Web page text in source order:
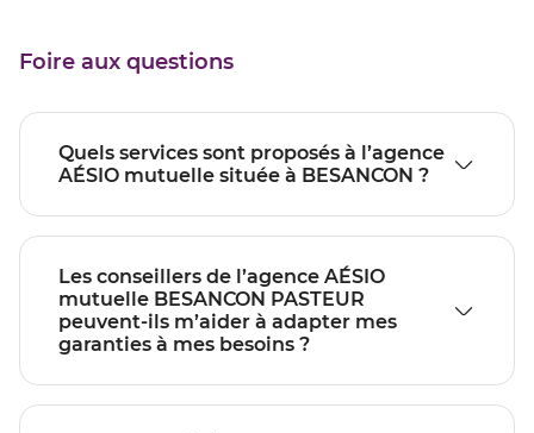
Foire aux questions
Quels services sont proposés à l’agence
AÉSIO mutuelle située à BESANCON ?
Les conseillers de l’agence AÉSIO
mutuelle BESANCON PASTEUR
peuvent-ils m’aider à adapter mes
garanties à mes besoins ?